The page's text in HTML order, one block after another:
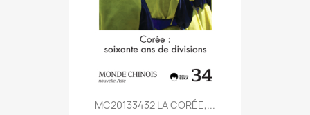
MC20133432 LA CORÉE,...